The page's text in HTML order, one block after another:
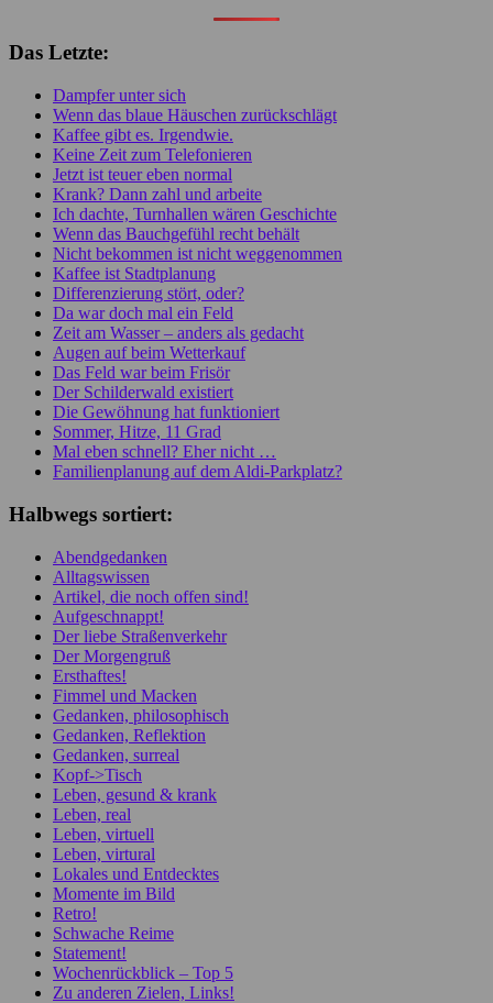
Das Letzte:
Dampfer unter sich
Wenn das blaue Häuschen zurückschlägt
Kaffee gibt es. Irgendwie.
Keine Zeit zum Telefonieren
Jetzt ist teuer eben normal
Krank? Dann zahl und arbeite
Ich dachte, Turnhallen wären Geschichte
Wenn das Bauchgefühl recht behält
Nicht bekommen ist nicht weggenommen
Kaffee ist Stadtplanung
Differenzierung stört, oder?
Da war doch mal ein Feld
Zeit am Wasser – anders als gedacht
Augen auf beim Wetterkauf
Das Feld war beim Frisör
Der Schilderwald existiert
Die Gewöhnung hat funktioniert
Sommer, Hitze, 11 Grad
Mal eben schnell? Eher nicht …
Familienplanung auf dem Aldi-Parkplatz?
Halbwegs sortiert:
Abendgedanken
Alltagswissen
Artikel, die noch offen sind!
Aufgeschnappt!
Der liebe Straßenverkehr
Der Morgengruß
Ersthaftes!
Fimmel und Macken
Gedanken, philosophisch
Gedanken, Reflektion
Gedanken, surreal
Kopf->Tisch
Leben, gesund & krank
Leben, real
Leben, virtuell
Leben, virtural
Lokales und Entdecktes
Momente im Bild
Retro!
Schwache Reime
Statement!
Wochenrückblick – Top 5
Zu anderen Zielen, Links!